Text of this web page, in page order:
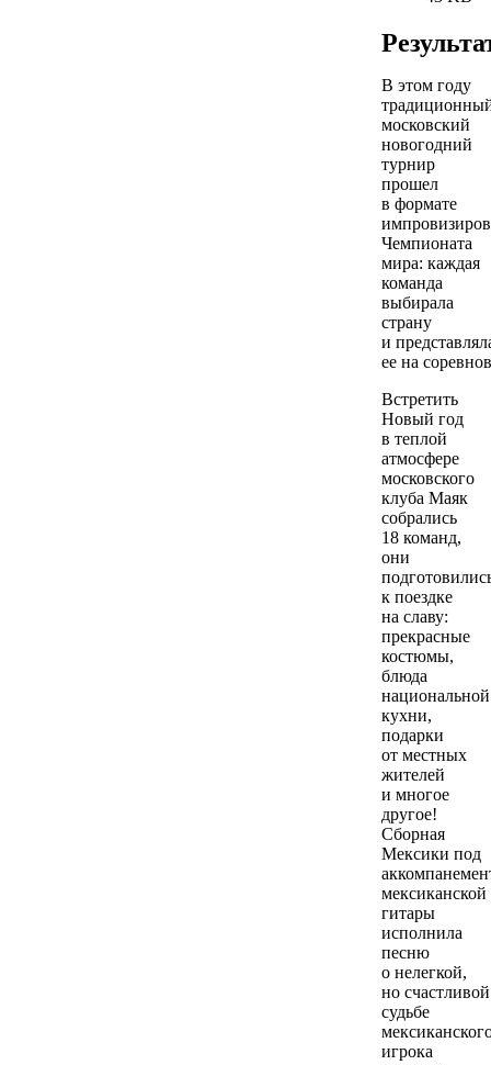
В этом году
московский
новогодний
турнир
прошел
в формате
Чемпионата
мира: каждая
команда
выбирала
страну
и
ее на
Встретить
Новый год
в теплой
атмосфере
московского
клуба Маяк
собрались
18 команд,
они
к поездке
на славу:
прекрасные
костюмы,
блюда
национальной
кухни,
подарки
от местных
жителей
и многое
другое!
Сборная
Мексики под
мексиканской
гитары
исполнила
песню
о нелегкой,
но счастливой
судьбе
игрока